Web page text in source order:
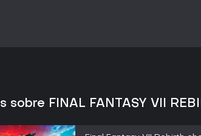
sobre FINAL FANTASY VII